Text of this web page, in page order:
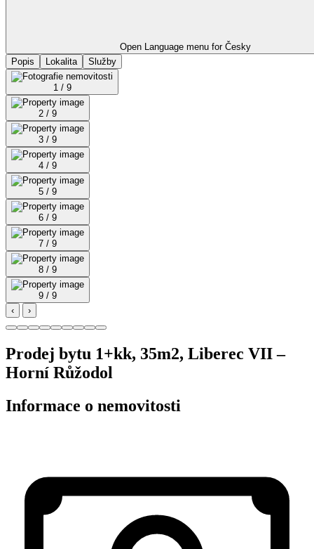
Open Language menu for Česky
Popis
Lokalita Služby
1 / 9
2 / 9
3 / 9
4 / 9
5 / 9
6 / 9
7 / 9
8 / 9
9 / 9
‹
›
Prodej bytu 1+kk, 35m2, Liberec VII –
Horní Růžodol
Informace o nemovitosti